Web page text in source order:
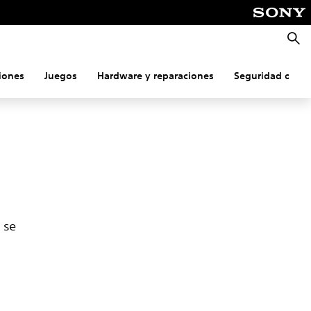
Juegos Hardware y reparaciones Seguridad